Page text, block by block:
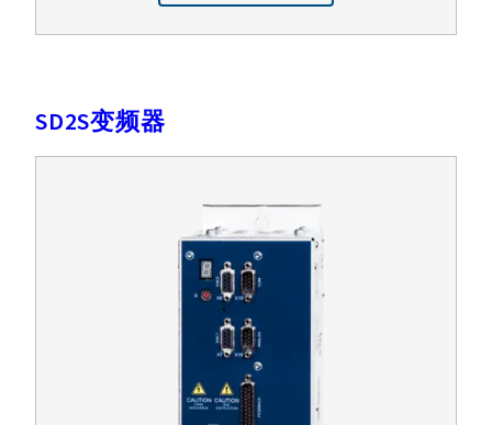
SD2S变频器